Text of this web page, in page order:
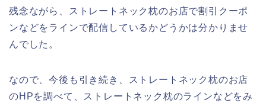
残念ながら、ストレートネック枕のお店で割引クーポ
ンなどをラインで配信しているかどうかは分かりませ
んでした。
なので、今後も引き続き、ストレートネック枕のお店
のHPを調べて、ストレートネック枕のラインなどをみ